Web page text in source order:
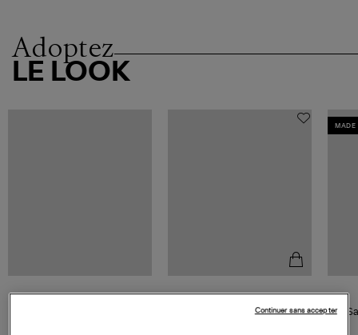
Adoptez
LE LOOK
Collier Perles Resine Or 42 cm
MADE
Continuer sans accepter